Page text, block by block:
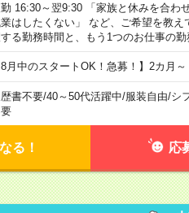
16:30～翌9:30 「家族と休みを合わ
はしたくない」 など、ご希望を教
る勤務時間と、もう1つのお仕事の
8月中のスタートOK！急募！】2カ月
書不要/40～50代活躍中/服装自由/シ
る！ 応